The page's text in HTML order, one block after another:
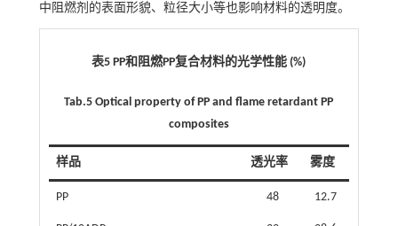
中阻燃剂的表面形貌、粒径大小等也影响材料的透明度。
表5 PP和阻燃PP复合材料的光学性能 (%)
Tab.5 Optical property of PP and flame retardant PP
composites
样品 透光率 雾度
PP 48 12.7